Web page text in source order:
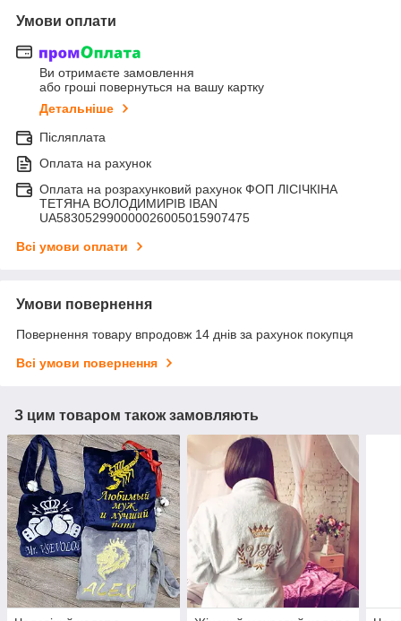
Умови оплати
Ви отримаєте замовлення
або гроші повернуться на вашу картку
Детальніше
Післяплата
Оплата на рахунок
Оплата на розрахунковий рахунок ФОП ЛІСІЧКІНА
ТЕТЯНА ВОЛОДИМИРІВ IBAN
UA583052990000026005015907475
Всі умови оплати
Умови повернення
Повернення товару впродовж 14 днів за рахунок покупця
Всі умови повернення
З цим товаром також замовляють